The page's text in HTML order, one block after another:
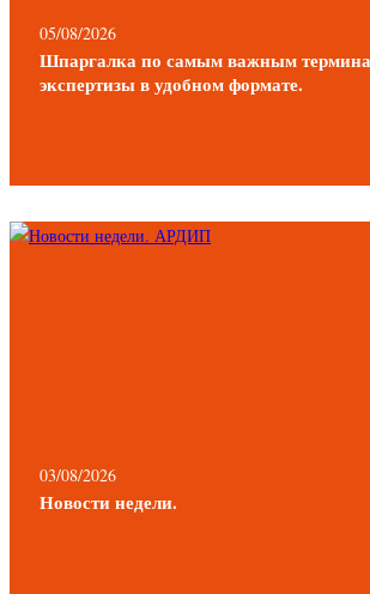
05/08/2026
Шпаргалка по самым важным
экспертизы в удобном формате.
03/08/2026
Новости недели.